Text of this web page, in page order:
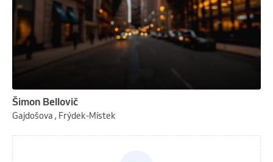
Šimon Bellovič
Gajdošova , Frýdek-Místek